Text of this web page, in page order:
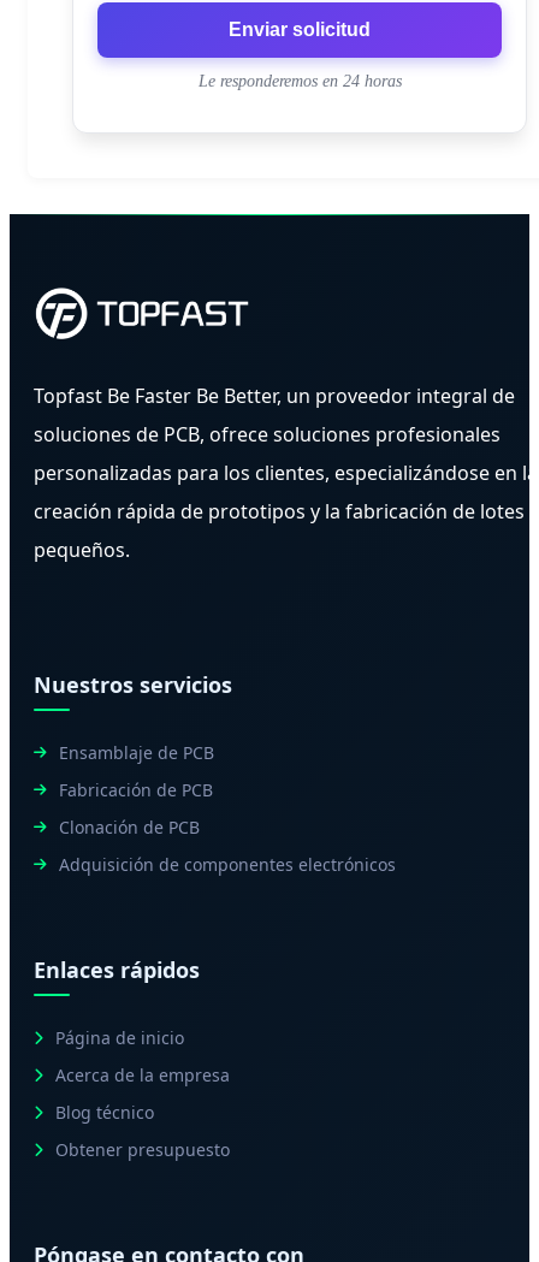
Enviar solicitud
Le responderemos en 24 horas
Topfast Be Faster Be Better, un proveedor integral de
soluciones de PCB, ofrece soluciones profesionales
personalizadas para los clientes, especializándose en la
creación rápida de prototipos y la fabricación de lotes
pequeños.
Nuestros servicios
Ensamblaje de PCB
Fabricación de PCB
Clonación de PCB
Adquisición de componentes electrónicos
Enlaces rápidos
Página de inicio
Acerca de la empresa
Blog técnico
Obtener presupuesto
Póngase en contacto con